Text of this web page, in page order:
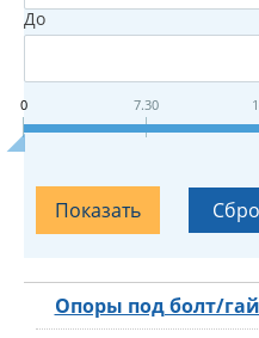
До
0 7.30
Опоры под болт/